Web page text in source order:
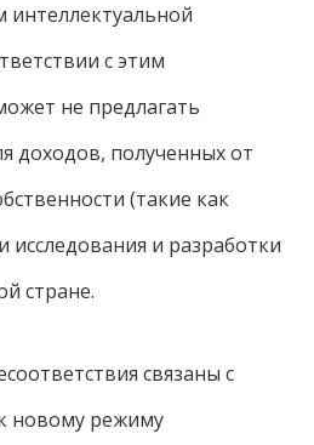
интеллектуальной
с этим
не предлагать
доходов, полученных от
(такие как
исследования и разработки
стране.
связаны с
новому режиму